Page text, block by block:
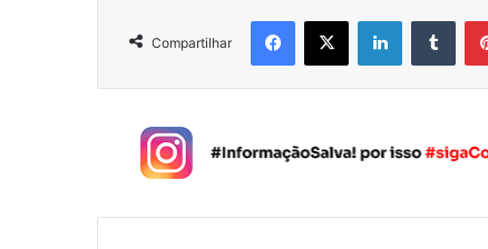
Compartilhar